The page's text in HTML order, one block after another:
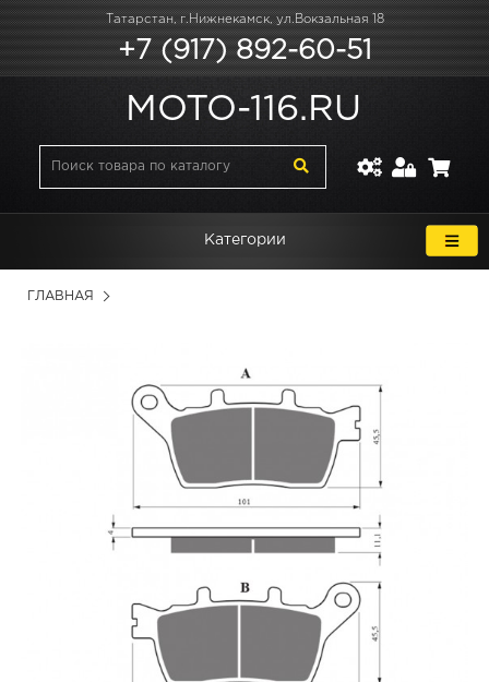
Татарстан, г.Нижнекамск, ул.Вокзальная 18
+7 (917) 892-60-51
MOTO-116.RU
Категории
ГЛАВНАЯ